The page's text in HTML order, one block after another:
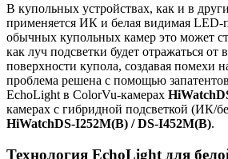
В купольных устройствах, как и в
применяется ИК и белая видимая LED-
обычных купольных камер это может
как луч подсветки будет отражаться от
поверхности купола, создавая помехи
проблема решена с помощью
EchoLight в ColorVu-камерах HiWatch
камерах с гибридной подсветкой (ИК/
HiWatchDS-I252M(B) /DS-I452M(B).
Технология EchoLight для